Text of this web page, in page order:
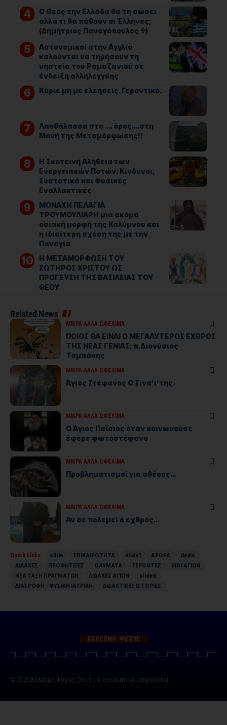
Ο Θεός την Ελλάδα θα τη σώσει
αλλά τι θα πάθουν οι Έλληνες;
(Δημήτριος Παναγόπουλος ♰)
Αστυνομικοί στην Αγγλία
καλούνται να τηρήσουν τη
νηστεία του Ραμαζανιού σε
ένδειξη αλληλεγγύης
Kύριε μη με ελεήσεις. Γεροντικό.
Λαοθάλασσα στο …. όρος….στη
Μονή της Μεταμόρφωσης!!
Η Σκοτεινή Αλήθεια των
Ενεργειακών Ποτών: Κίνδυνοι,
Συστατικά και Φυσικές
Εναλλακτικές
ΜΟΝΑΧΗ ΠΕΛΑΓΙΑ
ΤΡΟΥΜΟΥΛΙΑΡΗ μια ακόμα
οσιακή μορφή της Καλύμνου και
η ιδιαίτερη σχέση της με την
Παναγία
Η ΜΕΤΑΜΟΡΦΩΣΗ ΤΟΥ
ΣΩΤΗΡΟΣ ΧΡΙΣΤΟΥ ΩΣ
ΠΡΟΓΕΥΣΗ ΤΗΣ ΒΑΣΙΛΕΙΑΣ ΤΟΥ
ΘΕΟΥ
Related News
ΜΙΚΡΑ ΑΛΛΑ ΩΦΕΛΙΜΑ
ΠΟΙΟΣ ΘΑ ΕΙΝΑΙ Ο ΜΕΓΑΛΥΤΕΡΟΣ ΕΧΘΡΟΣ
ΤΗΣ ΝΕΑΣ ΓΕΝΙΑΣ; π.Διονύσιος
Ταμπάκης
ΜΙΚΡΑ ΑΛΛΑ ΩΦΕΛΙΜΑ
Άγιος Στέφανος Ο Σινα’ι’της.
ΜΙΚΡΑ ΑΛΛΑ ΩΦΕΛΙΜΑ
Ο Άγιος Παΐσιος όταν κοινωνούσε
έφερε φωτοστέφανο
ΜΙΚΡΑ ΑΛΛΑ ΩΦΕΛΙΜΑ
Προβληματισμοί για αθέους…
ΜΙΚΡΑ ΑΛΛΑ ΩΦΕΛΙΜΑ
Αν σέ πολεμεί ό εχθρός…
Quick Links: slide ΕΠΙΚΑΙΡΟΤΗΤΑ slide1 ΑΡΘΡΑ
dexia
ΔΙΔΑΧΕΣ
ΠΡΟΦΗΤΕΙΕΣ ΘΑΥΜΑΤΑ ΓΕΡΟΝΤΕΣ
ΒΙΟΙ ΑΓΙΩΝ
ΝΕΑ ΤΑΞΗ ΠΡΑΓΜΑΤΩΝ
ΔΙΔΑΧΕΣ ΑΓΙΩΝ
slide5
ΔΙΑΤΡΟΦΗ - ΦΥΣΙΚΗ ΙΑΤΡΙΚΗ
ΔΙΔΑΚΤΙΚΕΣ ΙΣΤΟΡΙΕΣ
© 2025 Βάλσαμο Ψυχής. Όλα τα δικαιώματα διατηρούνται.